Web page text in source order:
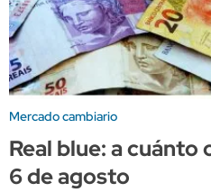
Mercado cambiario
Real blue: a
6 de agosto